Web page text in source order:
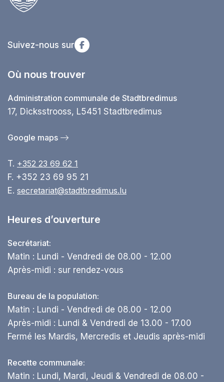
Suivez-nous sur
Où nous trouver
Administration communale de Stadtbredimus
17, Dicksstrooss, L5451 Stadtbredimus
Google maps
T. +352 23 69 62 1
F. +352 23 69 95 21
E. secretariat@stadtbredimus.lu
Heures d’ouverture
Secrétariat:
Matin : Lundi - Vendredi de 08.00 - 12.00
Après-midi : sur rendez-vous
Bureau de la population:
Matin : Lundi - Vendredi de 08.00 - 12.00
Après-midi : Lundi & Vendredi de 13.00 - 17.00
Fermé les Mardis, Mercredis et Jeudis après-midi
Recette communale:
Matin : Lundi, Mardi, Jeudi & Vendredi de 08.00 -